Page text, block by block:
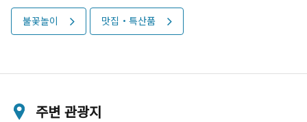
불꽃놀이 맛집・특산품
주변 관광지